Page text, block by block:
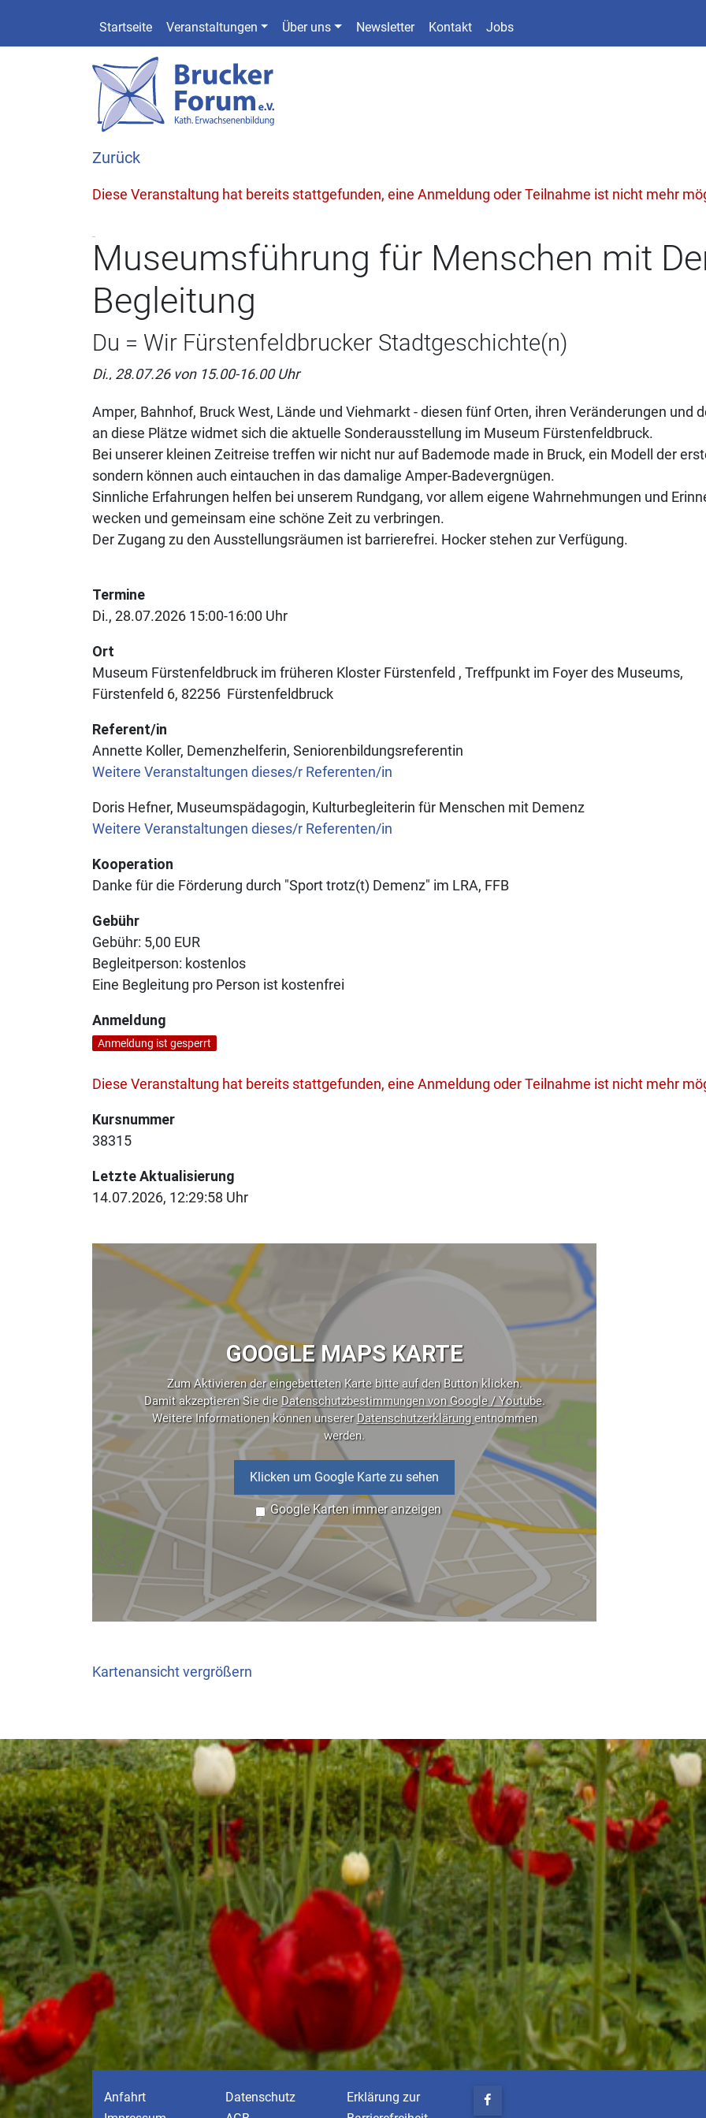
Startseite Veranstaltungen Über uns Newsletter Kontakt Jobs
Zurück
Diese Veranstaltung hat bereits stattgefunden, eine Anmeldung oder Teilnahme ist nicht mehr
Museumsführung für Menschen mit
Begleitung
Du = Wir Fürstenfeldbrucker Stadtgeschichte(n)
Di., 28.07.26 von 15.00-16.00 Uhr
Amper, Bahnhof, Bruck West, Lände und Viehmarkt - diesen fünf Orten, ihren Veränderungen und
an diese Plätze widmet sich die aktuelle Sonderausstellung im Museum Fürstenfeldbruck.
Bei unserer kleinen Zeitreise treffen wir nicht nur auf Bademode made in Bruck, ein Modell der
sondern können auch eintauchen in das damalige Amper-Badevergnügen.
Sinnliche Erfahrungen helfen bei unserem Rundgang, vor allem eigene Wahrnehmungen und
wecken und gemeinsam eine schöne Zeit zu verbringen.
Der Zugang zu den Ausstellungsräumen ist barrierefrei. Hocker stehen zur Verfügung.
Termine
Di., 28.07.2026 15:00-16:00 Uhr
Ort
Museum Fürstenfeldbruck im früheren Kloster Fürstenfeld , Treffpunkt im Foyer des Museums
Fürstenfeld 6 82256 Fürstenfeldbruck
Referent/in
Annette Koller, Demenzhelferin, Seniorenbildungsreferentin
Weitere Veranstaltungen dieses/r Referenten/in
Doris Hefner, Museumspädagogin, Kulturbegleiterin für Menschen mit Demenz
Weitere Veranstaltungen dieses/r Referenten/in
Kooperation
Danke für die Förderung durch "Sport trotz(t) Demenz" im LRA, FFB
Gebühr
Gebühr: 5,00 EUR
Begleitperson: kostenlos
Eine Begleitung pro Person ist kostenfrei
Anmeldung
Anmeldung ist gesperrt
Diese Veranstaltung hat bereits stattgefunden, eine Anmeldung oder Teilnahme ist nicht mehr
Kursnummer
38315
Letzte Aktualisierung
14.07.2026, 12:29:58 Uhr
GOOGLE MAPS KARTE
Zum Aktivieren der eingebetteten Karte bitte auf den Button klicken.
Damit akzeptieren Sie die Datenschutzbestimmungen von Google / Youtube.
Weitere Informationen können unserer Datenschutzerklärungentnommen
werden.
Klicken um Google Karte zu sehen
Google Karten immer anzeigen
Kartenansicht vergrößern
Anfahrt
Datenschutz
Erklärung zur